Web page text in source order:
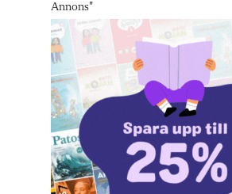
Annons"